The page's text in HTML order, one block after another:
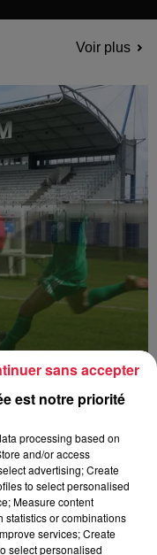
Voir plus
Football
est notre priorité
processing based on
and/or access
advertising; Create
to select personalised
Measure content
statistics or combinations
services; Create
select personalised
sans accepter